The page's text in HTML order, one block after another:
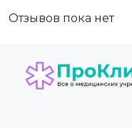
Отзывов пока нет